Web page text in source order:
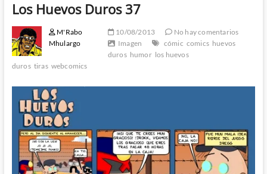
Los Huevos Duros 37
M'Rabo
Mhulargo
10/08/2013
No hay comentarios
Imagen
cómic comics huevos
duros humor los huevos
duros tiras webcomics